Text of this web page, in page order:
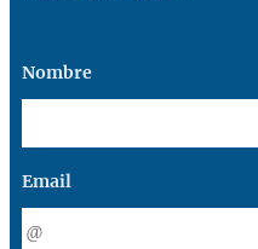
Nombre
Email